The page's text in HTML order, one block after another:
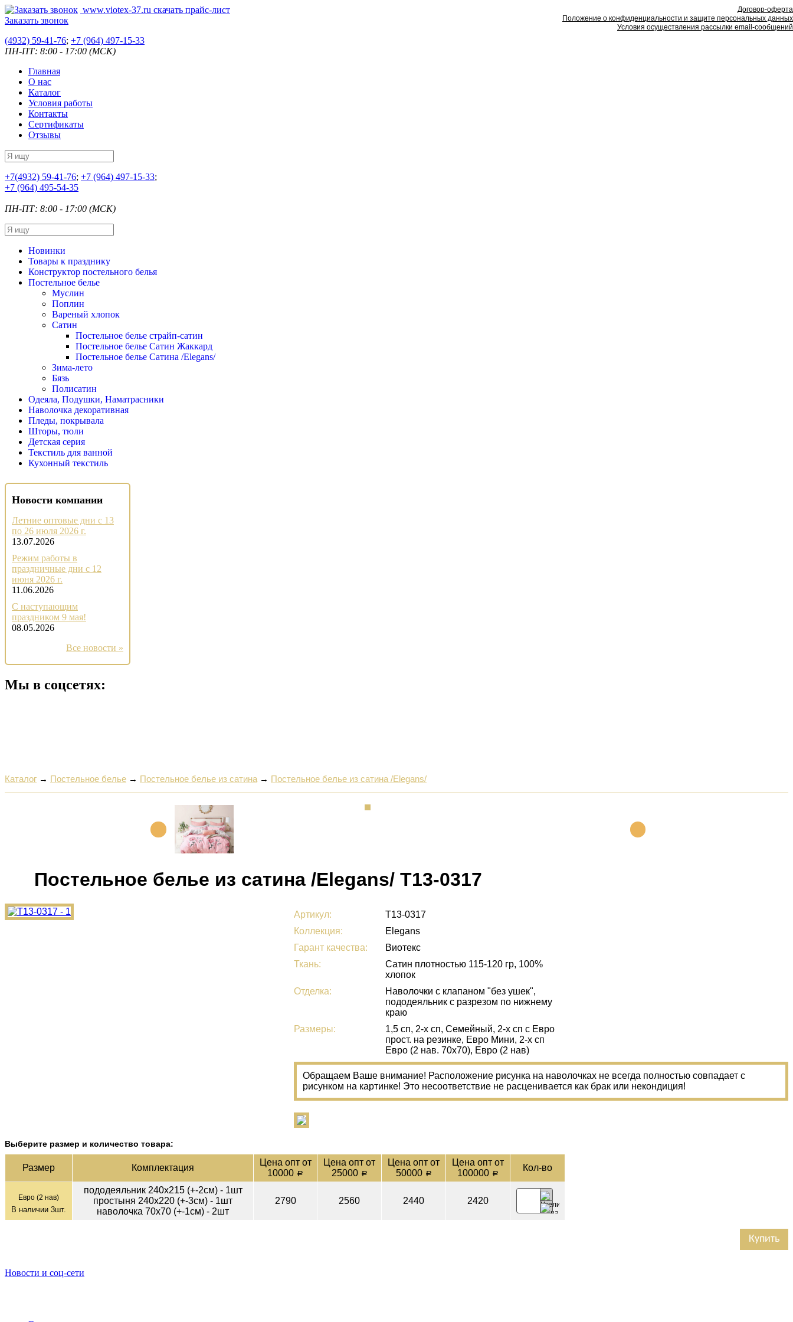
www.viotex-37.ru скачать прайс-лист
Заказать звонок
(4932) 59-41-76; +7 (964) 497-15-33
ПН-ПТ: 8:00 - 17:00 (МСК)
Главная
О нас
Каталог
Условия работы
Контакты
Сертификаты
Отзывы
+7(4932) 59-41-76; +7 (964) 497-15-33;
+7 (964) 495-54-35
ПН-ПТ: 8:00 - 17:00 (МСК)
Новинки
Товары к празднику
Конструктор постельного белья
Постельное белье
Муслин
Поплин
Вареный хлопок
Сатин
Постельное белье страйп-сатин
Постельное белье Сатин Жаккард
Постельное белье Сатина /Elegans/
Зима-лето
Бязь
Полисатин
Одеяла, Подушки, Наматрасники
Наволочка декоративная
Пледы, покрывала
Шторы, тюли
Детская серия
Текстиль для ванной
Кухонный текстиль
Новости компании
Летние оптовые дни с 13
по 26 июля 2026 г.
13.07.2026
Режим работы в
праздничные дни с 12
июня 2026 г.
11.06.2026
С наступающим
праздником 9 мая!
08.05.2026
Все новости »
Мы в соцсетях:
Каталог → Постельное белье → Постельное белье из сатина → Постельное белье из сатина /Elegans/
Постельное белье из сатина /Elegans/ Т13-0317
Артикул:
Т13-0317
Коллекция:
Elegans
Гарант качества:
Виотекс
Ткань:
Сатин плотностью 115-120 гр, 100%
хлопок
Отделка:
Наволочки с клапаном "без ушек",
пододеяльник с разрезом по нижнему
краю
Размеры:
1,5 сп, 2-х сп, Семейный, 2-х сп с Евро
прост. на резинке, Евро Мини, 2-х сп
Евро (2 нав. 70х70), Евро (2 нав)
Обращаем Ваше внимание! Расположение рисунка на наволочках не всегда полностью совпадает с
рисунком на картинке! Это несоответствие не расценивается как брак или некондиция!
Выберите размер и количество товара:
Раз­мер Ком­плек­тация
Цена опт от
10000 a
Цена опт от
25000 a
Цена опт от
50000 a
Цена опт от
100000 a
Кол-­во
Евро (2 нав)
В наличии 3шт.
пододеяльник 240х215 (+-2см) - 1шт
простыня 240х220 (+-3см) - 1шт
наволочка 70х70 (+-1см) - 2шт
2790 2560 2440 2420
Купить
Новости и соц-сети
Договор-оферта
Положение о конфиденциальности и защите персональных данных
Условия осуществления рассылки email-сообщений